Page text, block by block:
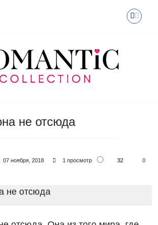
содержанию
не отсюда
07 ноября, 2018 1 просмотр 32 0